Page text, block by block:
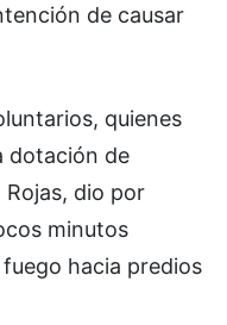
de causar
quienes
dotación de
dio por
minutos
hacia predios